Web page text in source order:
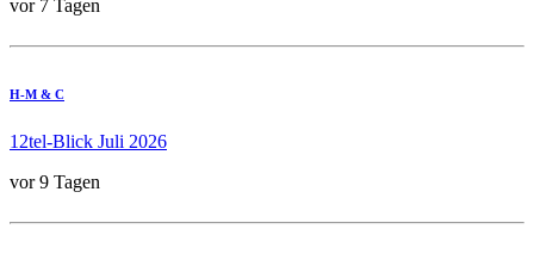
vor 7 Tagen
H-M & C
12tel-Blick Juli 2026
vor 9 Tagen